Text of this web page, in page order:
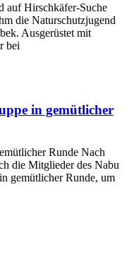
auf Hirschkäfer-Suche
die Naturschutzjugend
Ausgerüstet mit
bei
in gemütlicher
Runde Nach
die Mitglieder des Nabu
gemütlicher Runde, um